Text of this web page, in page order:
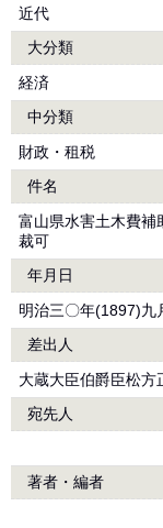
近代
大分類
経済
中分類
財政・租税
件名
富山県水害土木費補
裁可
年月日
明治三〇年(1897)九
差出人
大蔵大臣伯爵臣松方
宛先人
著者・編者